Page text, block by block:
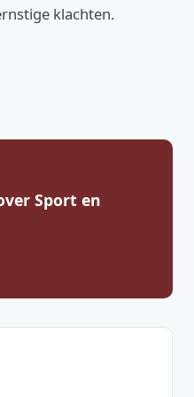
klachten.
Sport en